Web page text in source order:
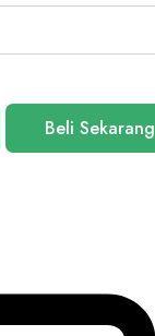
Beli Sekarang